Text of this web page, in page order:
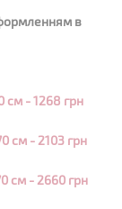
в
см - 1268 грн
см - 2103 грн
см - 2660 грн